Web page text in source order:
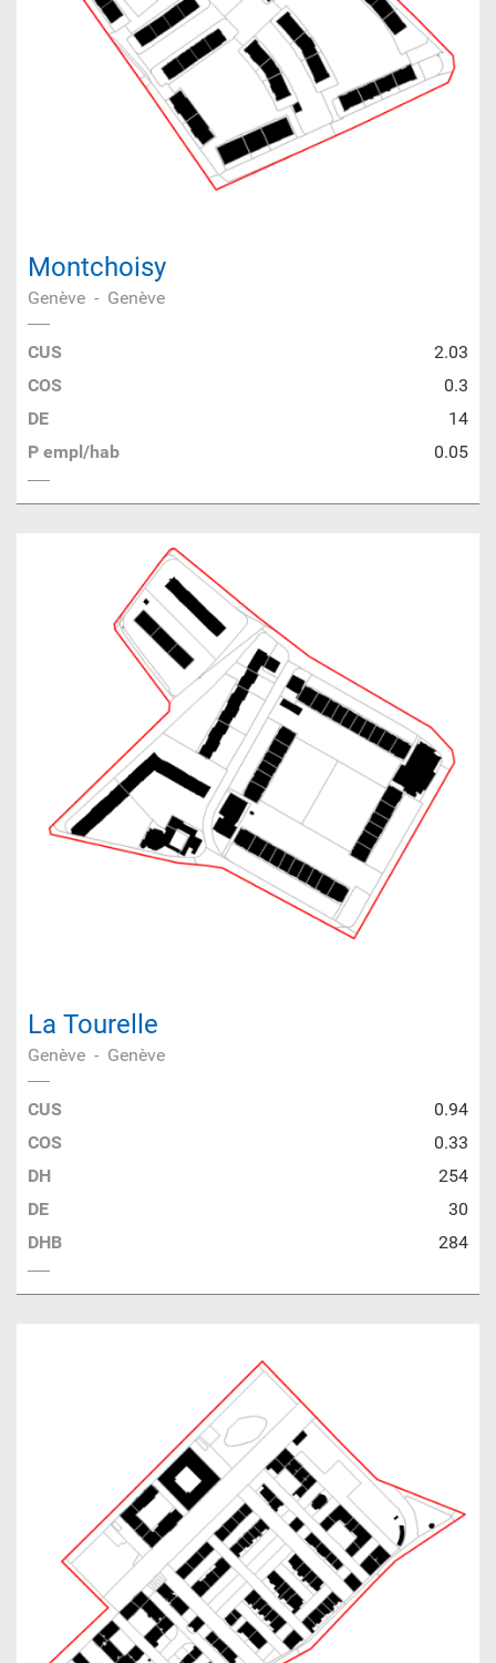
Montchoisy
Genève - Genève
CUS
2.03
COS
0.3
DE
14
P empl/hab
0.05
La Tourelle
Genève - Genève
CUS
0.94
COS
0.33
DH
254
DE
30
DHB
284